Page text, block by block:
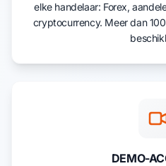
elke handelaar: Forex,
cryptocurrency. Meer dan
DEMO-